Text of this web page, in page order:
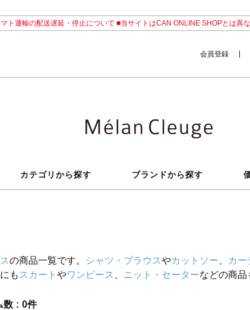
ト運輸の配送遅延・停止について ■当サイトはCAN ONLINE SHOPとは異
会員登録
カテゴリから探す ブランドから探す
の商品一覧です。 シャツ・ブラウスやカットソー カー
も スカート やワンピース ニット・セーターなどの商品
数 0件